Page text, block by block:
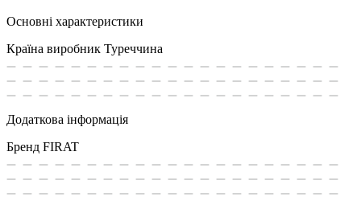
Основні характеристики
Країна виробник Туреччина
Додаткова інформація
Бренд FIRAT